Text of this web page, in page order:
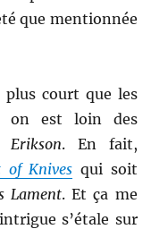
que mentionnée
plus court que les
on est loin des
Erikson. En fait,
of Knives qui soit
Lament. Et ça me
s’étale sur